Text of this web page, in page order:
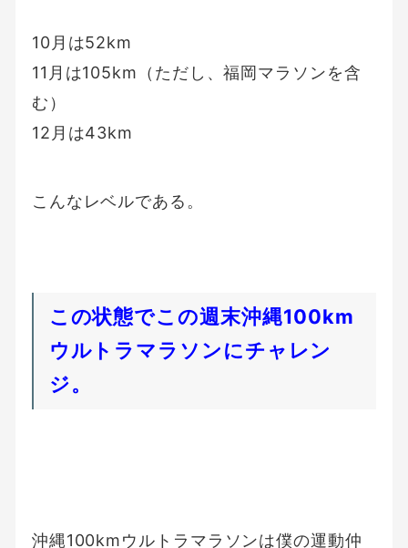
10月は52km
11月は105km（ただし、福岡マラソンを含
む）
12月は43km
こんなレベルである。
この状態でこの週末沖縄100km
ウルトラマラソンにチャレン
ジ。
沖縄100kmウルトラマラソンは僕の運動仲